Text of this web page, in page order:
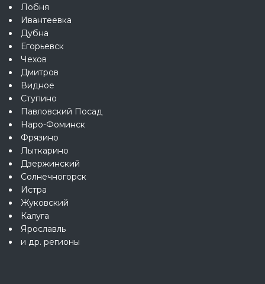
Лобня
Ивантеевка
Дубна
Егорьевск
Чехов
Дмитров
Видное
Ступино
Павловский Посад
Наро-Фоминск
Фрязино
Лыткарино
Дзержинский
Солнечногорск
Истра
Жуковский
Калуга
Ярославль
и др. регионы